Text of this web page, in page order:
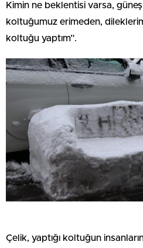
Kimin ne beklentisi varsa,
koltuğumuz erimeden,
koltuğu yaptım”.
Çelik, yaptığı koltuğun